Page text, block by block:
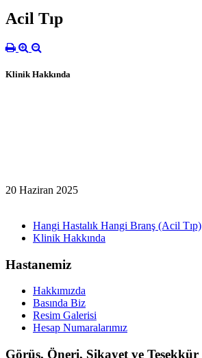
Acil Tıp
Klinik Hakkında
20 Haziran 2025
Hangi Hastalık Hangi Branş (Acil Tıp)
Klinik Hakkında
Hastanemiz
Hakkımızda
Basında Biz
Resim Galerisi
Hesap Numaralarımız
Görüş, Öneri, Şikayet ve Teşekkür